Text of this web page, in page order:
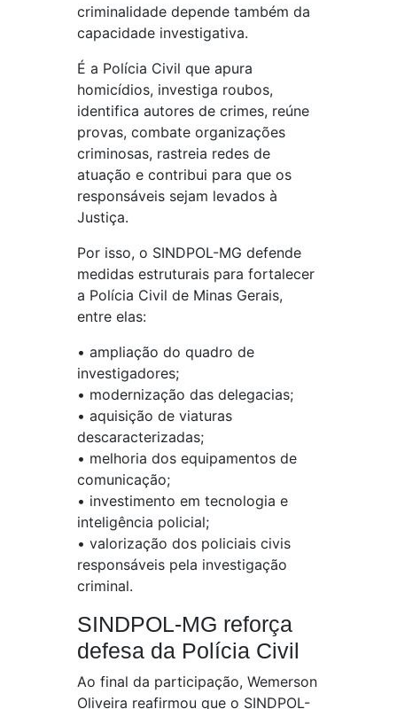
criminalidade depende também da
capacidade investigativa.
É a Polícia Civil que apura
homicídios, investiga roubos,
identifica autores de crimes, reúne
provas, combate organizações
criminosas, rastreia redes de
atuação e contribui para que os
responsáveis sejam levados à
Justiça.
Por isso, o SINDPOL-MG defende
medidas estruturais para fortalecer
a Polícia Civil de Minas Gerais,
entre elas:
•⁠ ⁠ampliação do quadro de
investigadores;
•⁠ ⁠modernização das delegacias;
•⁠ ⁠aquisição de viaturas
descaracterizadas;
•⁠ ⁠melhoria dos equipamentos de
comunicação;
•⁠ ⁠investimento em tecnologia e
inteligência policial;
•⁠ ⁠valorização dos policiais civis
responsáveis pela investigação
criminal.
SINDPOL-MG reforça
defesa da Polícia Civil
Ao final da participação, Wemerson
Oliveira reafirmou que o SINDPOL-